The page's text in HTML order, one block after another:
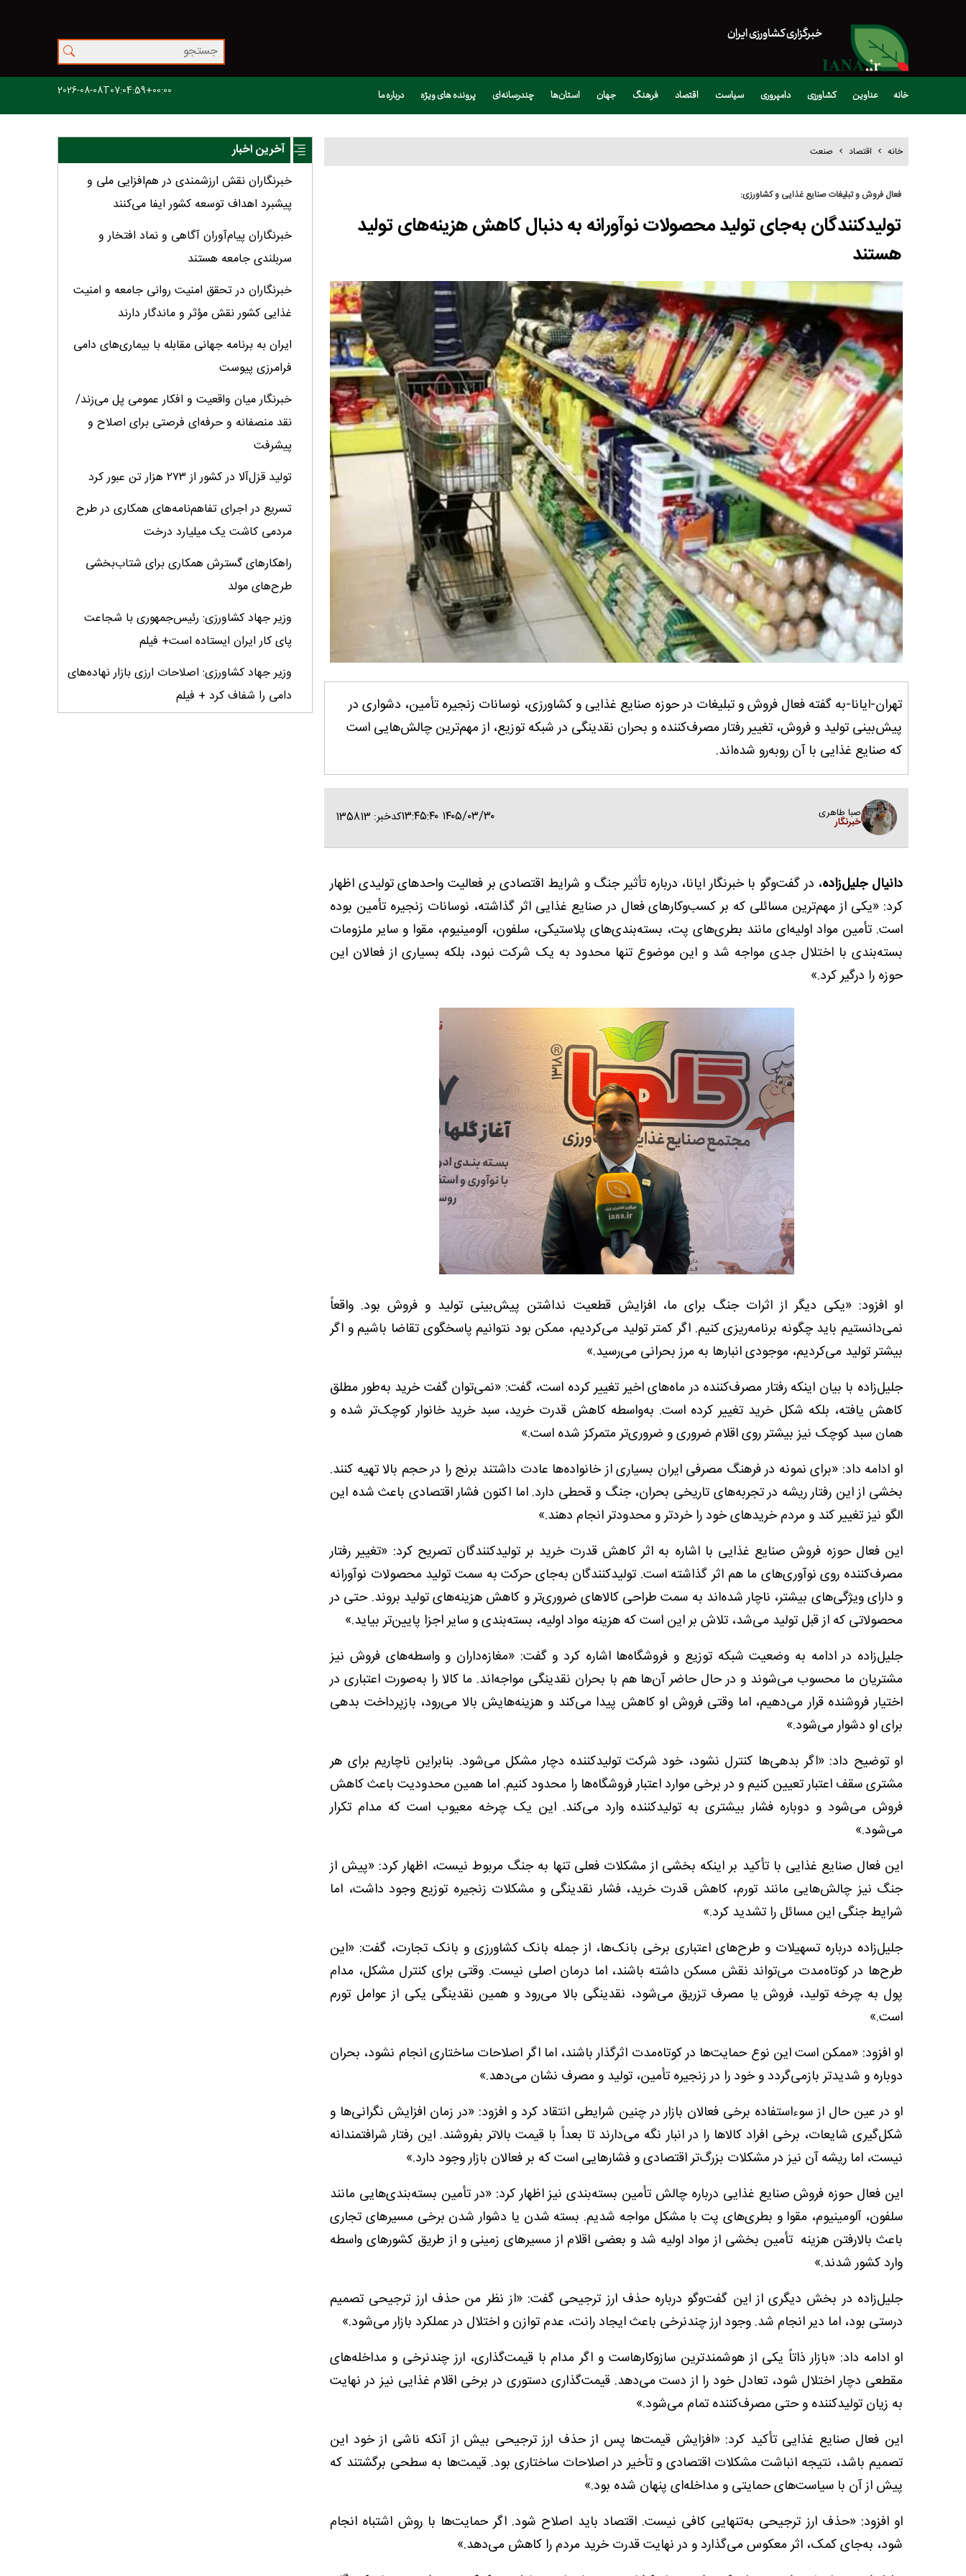
خبرگزاری کشاورزی ایران
خانه عناوین کشاورزی دامپروری سیاست اقتصاد فرهنگ جهان استان‌ها چندرسانه‌ای پرونده های ویژه درباره ما 2026-08-08T07:04:59+00:00
خانه اقتصاد صنعت
فعال فروش و تبلیغات صنایع غذایی و کشاورزی:
تولیدکنندگان به‌جای تولید محصولات نوآورانه به دنبال کاهش هزینه‌های تولید
هستند
تهران-ایانا-به گفته فعال فروش و تبلیغات در حوزه صنایع غذایی و کشاورزی، نوسانات زنجیره تأمین، دشواری در
پیش‌بینی تولید و فروش، تغییر رفتار مصرف‌کننده و بحران نقدینگی در شبکه توزیع، از مهم‌ترین چالش‌هایی است
که صنایع غذایی با آن روبه‌رو شده‌اند.
صبا طاهری
خبرنگار ۱۴۰۵/۰۳/۳۰ ۱۳:۴۵:۴۰ کدخبر: 135813
دانیال جلیل‌زاده، در گفت‌وگو با خبرنگار ایانا، درباره تأثیر جنگ و شرایط اقتصادی بر فعالیت واحدهای تولیدی اظهار
کرد: «یکی از مهم‌ترین مسائلی که بر کسب‌وکارهای فعال در صنایع غذایی اثر گذاشته، نوسانات زنجیره تأمین بوده
است. تأمین مواد اولیه‌ای مانند بطری‌های پت، بسته‌بندی‌های پلاستیکی، سلفون، آلومینیوم، مقوا و سایر ملزومات
بسته‌بندی با اختلال جدی مواجه شد و این موضوع تنها محدود به یک شرکت نبود، بلکه بسیاری از فعالان این
حوزه را درگیر کرد.»
او افزود: «یکی دیگر از اثرات جنگ برای ما، افزایش قطعیت نداشتن پیش‌بینی تولید و فروش بود. واقعاً
نمی‌دانستیم باید چگونه برنامه‌ریزی کنیم. اگر کمتر تولید می‌کردیم، ممکن بود نتوانیم پاسخگوی تقاضا باشیم و اگر
بیشتر تولید می‌کردیم، موجودی انبارها به مرز بحرانی می‌رسید.»
جلیل‌زاده با بیان اینکه رفتار مصرف‌کننده در ماه‌های اخیر تغییر کرده است، گفت: «نمی‌توان گفت خرید به‌طور مطلق
کاهش یافته، بلکه شکل خرید تغییر کرده است. به‌واسطه کاهش قدرت خرید، سبد خرید خانوار کوچک‌تر شده و
همان سبد کوچک نیز بیشتر روی اقلام ضروری و ضروری‌تر متمرکز شده است.»
او ادامه داد: «برای نمونه در فرهنگ مصرفی ایران بسیاری از خانواده‌ها عادت داشتند برنج را در حجم بالا تهیه کنند.
بخشی از این رفتار ریشه در تجربه‌های تاریخی بحران، جنگ و قحطی دارد. اما اکنون فشار اقتصادی باعث شده این
الگو نیز تغییر کند و مردم خریدهای خود را خردتر و محدودتر انجام دهند.»
این فعال حوزه فروش صنایع غذایی با اشاره به اثر کاهش قدرت خرید بر تولیدکنندگان تصریح کرد: «تغییر رفتار
مصرف‌کننده روی نوآوری‌های ما هم اثر گذاشته است. تولیدکنندگان به‌جای حرکت به سمت تولید محصولات نوآورانه
و دارای ویژگی‌های بیشتر، ناچار شده‌اند به سمت طراحی کالاهای ضروری‌تر و کاهش هزینه‌های تولید بروند. حتی در
محصولاتی که از قبل تولید می‌شد، تلاش بر این است که هزینه مواد اولیه، بسته‌بندی و سایر اجزا پایین‌تر بیاید.»
جلیل‌زاده در ادامه به وضعیت شبکه توزیع و فروشگاه‌ها اشاره کرد و گفت: «مغازه‌داران و واسطه‌های فروش نیز
مشتریان ما محسوب می‌شوند و در حال حاضر آن‌ها هم با بحران نقدینگی مواجه‌اند. ما کالا را به‌صورت اعتباری در
اختیار فروشنده قرار می‌دهیم، اما وقتی فروش او کاهش پیدا می‌کند و هزینه‌هایش بالا می‌رود، بازپرداخت بدهی
برای او دشوار می‌شود.»
او توضیح داد: «اگر بدهی‌ها کنترل نشود، خود شرکت تولیدکننده دچار مشکل می‌شود. بنابراین ناچاریم برای هر
مشتری سقف اعتبار تعیین کنیم و در برخی موارد اعتبار فروشگاه‌ها را محدود کنیم. اما همین محدودیت باعث کاهش
فروش می‌شود و دوباره فشار بیشتری به تولیدکننده وارد می‌کند. این یک چرخه معیوب است که مدام تکرار
می‌شود.»
این فعال صنایع غذایی با تأکید بر اینکه بخشی از مشکلات فعلی تنها به جنگ مربوط نیست، اظهار کرد: «پیش از
جنگ نیز چالش‌هایی مانند تورم، کاهش قدرت خرید، فشار نقدینگی و مشکلات زنجیره توزیع وجود داشت، اما
شرایط جنگی این مسائل را تشدید کرد.»
جلیل‌زاده درباره تسهیلات و طرح‌های اعتباری برخی بانک‌ها، از جمله بانک کشاورزی و بانک تجارت، گفت: «این
طرح‌ها در کوتاه‌مدت می‌تواند نقش مسکن داشته باشند، اما درمان اصلی نیست. وقتی برای کنترل مشکل، مدام
پول به چرخه تولید، فروش یا مصرف تزریق می‌شود، نقدینگی بالا می‌رود و همین نقدینگی یکی از عوامل تورم
است.»
او افزود: «ممکن است این نوع حمایت‌ها در کوتاه‌مدت اثرگذار باشند، اما اگر اصلاحات ساختاری انجام نشود، بحران
دوباره و شدیدتر بازمی‌گردد و خود را در زنجیره تأمین، تولید و مصرف نشان می‌دهد.»
او در عین حال از سوءاستفاده برخی فعالان بازار در چنین شرایطی انتقاد کرد و افزود: «در زمان افزایش نگرانی‌ها و
شکل‌گیری شایعات، برخی افراد کالاها را در انبار نگه می‌دارند تا بعداً با قیمت بالاتر بفروشند. این رفتار شرافتمندانه
نیست، اما ریشه آن نیز در مشکلات بزرگ‌تر اقتصادی و فشارهایی است که بر فعالان بازار وجود دارد.»
این فعال حوزه فروش صنایع غذایی درباره چالش تأمین بسته‌بندی نیز اظهار کرد: «در تأمین بسته‌بندی‌هایی مانند
سلفون، آلومینیوم، مقوا و بطری‌های پت با مشکل مواجه شدیم. بسته شدن یا دشوار شدن برخی مسیرهای تجاری
باعث بالارفتن هزینه تأمین بخشی از مواد اولیه شد و بعضی اقلام از مسیرهای زمینی و از طریق کشورهای واسطه
وارد کشور شدند.»
جلیل‌زاده در بخش دیگری از این گفت‌وگو درباره حذف ارز ترجیحی گفت: «از نظر من حذف ارز ترجیحی تصمیم
درستی بود، اما دیر انجام شد. وجود ارز چندنرخی باعث ایجاد رانت، عدم توازن و اختلال در عملکرد بازار می‌شود.»
او ادامه داد: «بازار ذاتاً یکی از هوشمندترین سازوکارهاست و اگر مدام با قیمت‌گذاری، ارز چندنرخی و مداخله‌های
مقطعی دچار اختلال شود، تعادل خود را از دست می‌دهد. قیمت‌گذاری دستوری در برخی اقلام غذایی نیز در نهایت
به زیان تولیدکننده و حتی مصرف‌کننده تمام می‌شود.»
این فعال صنایع غذایی تأکید کرد: «افزایش قیمت‌ها پس از حذف ارز ترجیحی بیش از آنکه ناشی از خود این
تصمیم باشد، نتیجه انباشت مشکلات اقتصادی و تأخیر در اصلاحات ساختاری بود. قیمت‌ها به سطحی برگشتند که
پیش از آن با سیاست‌های حمایتی و مداخله‌ای پنهان شده بود.»
او افزود: «حذف ارز ترجیحی به‌تنهایی کافی نیست. اقتصاد باید اصلاح شود. اگر حمایت‌ها با روش اشتباه انجام
شود، به‌جای کمک، اثر معکوس می‌گذارد و در نهایت قدرت خرید مردم را کاهش می‌دهد.»
آخرین اخبار
خبرنگاران نقش ارزشمندی در هم‌افزایی ملی و
پیشبرد اهداف توسعه کشور ایفا می‌کنند
خبرنگاران پیام‌آوران آگاهى و نماد افتخار و
سربلندى جامعه هستند
خبرنگاران در تحقق امنیت روانی جامعه و امنیت
غذایی کشور نقش مؤثر و ماندگار دارند
ایران به برنامه جهانی مقابله با بیماری‌های دامی
فرامرزی پیوست
خبرنگار میان واقعیت و افکار عمومی پل می‌زند/
نقد منصفانه و حرفه‌ای فرصتی برای اصلاح و
پیشرفت
تولید قزل‌آلا در کشور از ۲۷۳ هزار تن عبور کرد
تسریع در اجرای تفاهم‌نامه‌های همکاری در طرح
مردمی کاشت یک میلیارد درخت
راهکارهای گسترش همکاری برای شتاب‌بخشی
طرح‌های مولد
وزیر جهاد کشاورزی: رئیس‌جمهوری با شجاعت
پای کار ایران ایستاده است+ فیلم
وزیر جهاد کشاورزی: اصلاحات ارزی بازار نهاده‌های
دامی را شفاف کرد + فیلم